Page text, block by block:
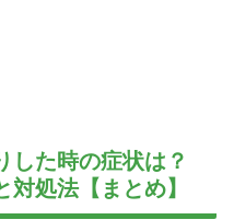
した時の症状は？
処法【まとめ】